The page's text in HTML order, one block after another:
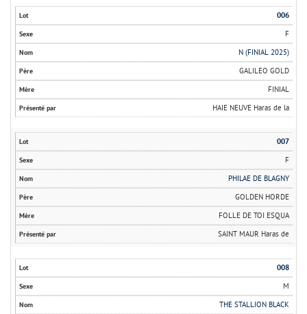
006
F
N (FINIAL 2025)
GALILEO GOLD
FINIAL
HAIE NEUVE Haras de la
007
F
PHILAE DE BLAGNY
GOLDEN HORDE
FOLLE DE TOI ESQUA
SAINT MAUR Haras de
008
M
THE STALLION BLACK